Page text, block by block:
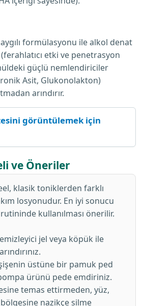
formülasyonu ile alkol denat
etki ve penetrasyon
güçlü nemlendiriciler
Asit, Glukonolakton)
arındırır.
görüntülemek için
ve Öneriler
klasik toniklerden farklı
losyonudur. En iyi sonucu
kullanılması önerilir.
jel veya köpük ile
üstüne bir pamuk ped
ürünü pede emdiriniz.
temas ettirmeden, yüz,
nazikçe silme